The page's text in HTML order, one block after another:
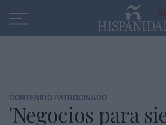
CONTENIDO PATROCINADO
'Negocios para